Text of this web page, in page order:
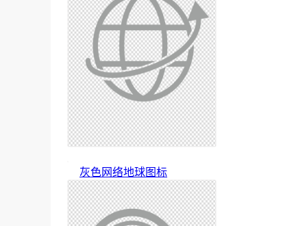
灰色网络地球图标